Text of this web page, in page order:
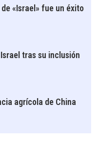
«Israel» fue un éxito
tras su inclusión
agrícola de China